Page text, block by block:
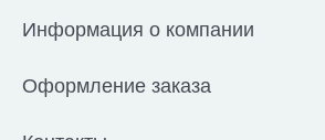
Информация о компании
Оформление заказа